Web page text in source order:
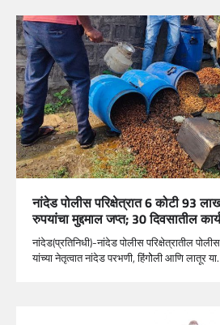
नांदेड पोलीस परिक्षेत्रात 6 कोटी 93
रुपयांचा मुद्दमाल जप्त; 30 दिवसातील
नांदेड(प्रतिनिधी)-नांदेड पोलीस परिक्षेत्रातील
यांच्या नेतृत्वात नांदेड परभणी, हिंगोेली आणि लातूर